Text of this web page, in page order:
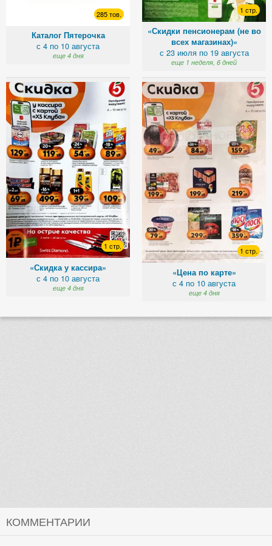
285 тов.
Каталог Пятерочка
с 4 по 10 августа
еще 4 дня
1 стр.
«Скидки пенсионерам (не во
всех магазинах)»
с 23 июля по 19 августа
еще 1 неделя, 6 дней
1 стр.
«Скидка у кассира»
с 4 по 10 августа
еще 4 дня
1 стр.
«Цена по карте»
с 4 по 10 августа
еще 4 дня
КОММЕНТАРИИ